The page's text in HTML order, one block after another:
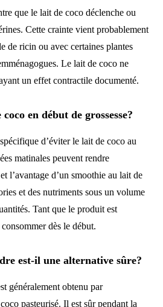
que le lait de coco déclenche ou
Cette crainte vient probablement
de ricin ou avec certaines plantes
Le lait de coco ne
un effet contractile documenté.
en début de grossesse?
d’éviter le lait de coco au
matinales peuvent rendre
l’avantage d’un smoothie au lait de
et des nutriments sous un volume
Tant que le produit est
dès le début.
est-il une alternative sûre?
généralement obtenu par
pasteurisé. Il est sûr pendant la